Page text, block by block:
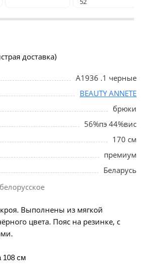
доставка)
A1936 .1 черные
BEAUTY ANNETE
брюки
56%пэ 44%вис
170 см
премиум
Беларусь
Выполнены из мягкой
цвета. Пояс на резинке, с
108 см